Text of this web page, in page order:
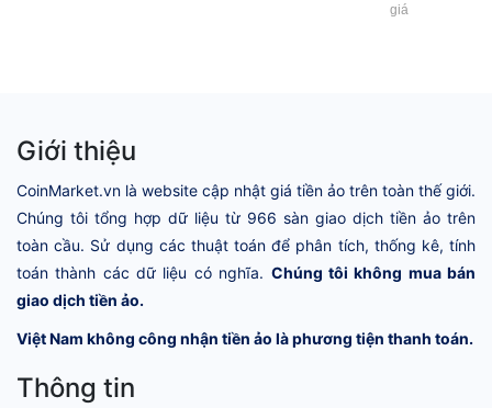
giá
Giới thiệu
CoinMarket.vn là website cập nhật giá tiền ảo trên toàn thế giới.
Chúng tôi tổng hợp dữ liệu từ 966 sàn giao dịch tiền ảo trên
toàn cầu. Sử dụng các thuật toán để phân tích, thống kê, tính
toán thành các dữ liệu có nghĩa. Chúng tôi không mua bán
giao dịch tiền ảo.
Việt Nam không công nhận tiền ảo là phương tiện thanh toán.
Thông tin